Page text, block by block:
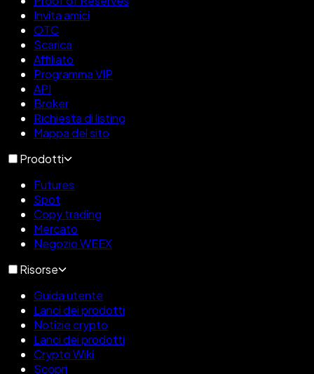
Invita amici
OTC
Scarica
Affiliato
Programma VIP
API
Broker
Richiesta di listing
Mappa del sito
Prodotti
Futures
Spot
Copy trading
Mercato
Negozio WEEX
Risorse
Guida utente
Lanci dei prodotti
Notizie crypto
Lanci dei prodotti
Crypto Wiki
Scopri